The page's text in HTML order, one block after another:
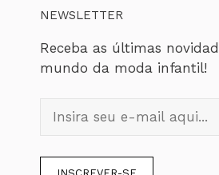
NEWSLETTER
Receba as últimas
mundo da moda infantil!